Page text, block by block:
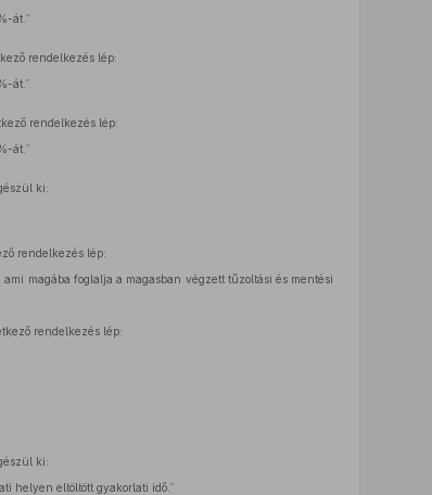
át.”
rendelkezés lép:
át.”
rendelkezés lép:
át.”
ki:
rendelkezés lép:
magába foglalja a magasban végzett tűzoltási és mentési
rendelkezés lép:
ki:
helyen eltöltött gyakorlati idő.”